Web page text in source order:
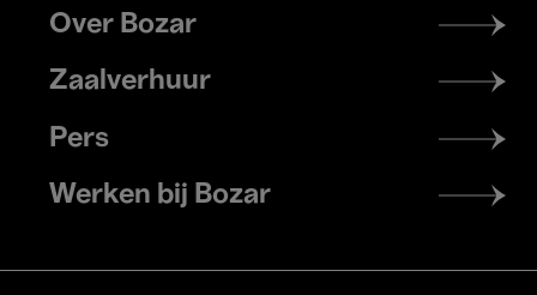
Footer
menu
Over Bozar
Zaalverhuur
Pers
Werken bij Bozar